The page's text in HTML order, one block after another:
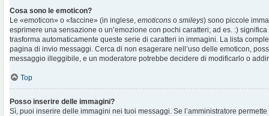
Cosa sono le emoticon?
Le «emoticon» o «faccine» (in inglese, emoticons o smileys) sono piccole
esprimere una sensazione o un’emozione con pochi caratteri; ad es. :)
trasforma automaticamente queste serie di caratteri in immagini. La lista
pagina di invio messaggi. Cerca di non esagerare nell’uso delle emoticon,
messaggio illeggibile, e un moderatore potrebbe decidere di modificarlo o
Top
Posso inserire delle immagini?
Sì, puoi inserire delle immagini nei tuoi messaggi. Se l’amministratore